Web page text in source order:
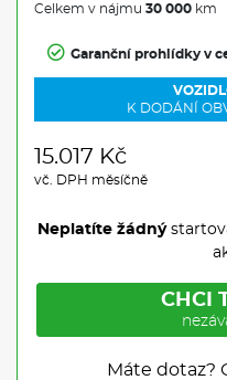
Celkem v nájmu 30 000 km
Garanční prohlídky v
K DODÁNÍ
15.017 Kč
vč. DPH měsíčně
Neplatíte žádný
CHCI
Máte dotaz?